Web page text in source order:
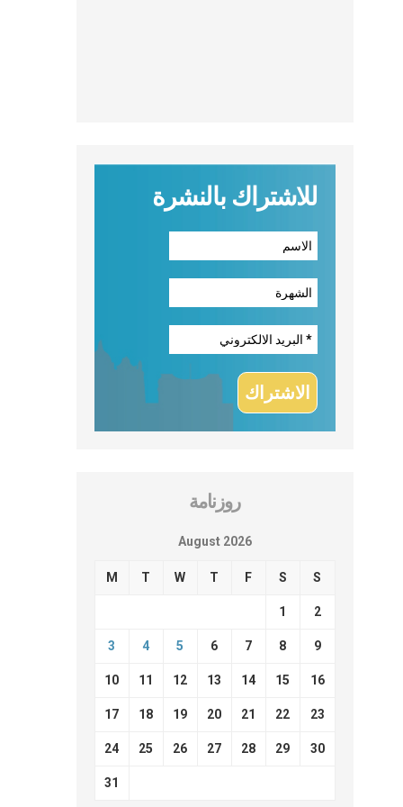
للاشتراك بالنشرة
روزنامة
August 2026
M T W T F S S
1 2
3 4 5 6 7 8 9
10 11 12 13 14 15 16
17 18 19 20 21 22 23
24 25 26 27 28 29 30
31